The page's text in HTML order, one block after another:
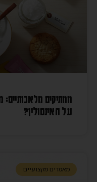
ממתיקים
על האינסולין?
מאמרים מקצועיים